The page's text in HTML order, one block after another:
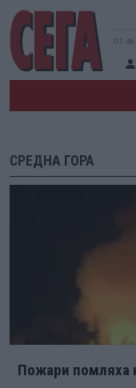
СРЕДНА ГОРА
Пожари помляха